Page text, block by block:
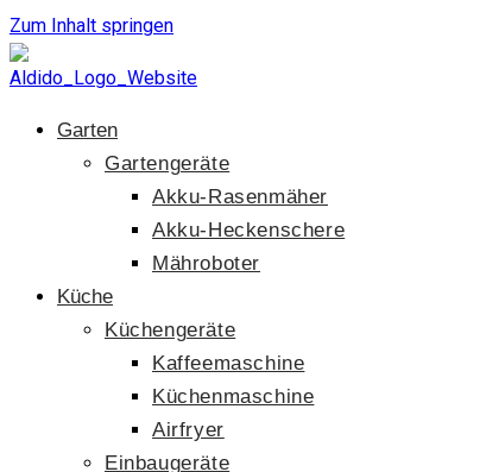
Zum Inhalt springen
Garten
Gartengeräte
Akku-Rasenmäher
Akku-Heckenschere
Mähroboter
Küche
Küchengeräte
Kaffeemaschine
Küchenmaschine
Airfryer
Einbaugeräte